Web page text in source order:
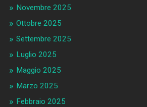
Novembre 2025
Ottobre 2025
Settembre 2025
Luglio 2025
Maggio 2025
Marzo 2025
Febbraio 2025